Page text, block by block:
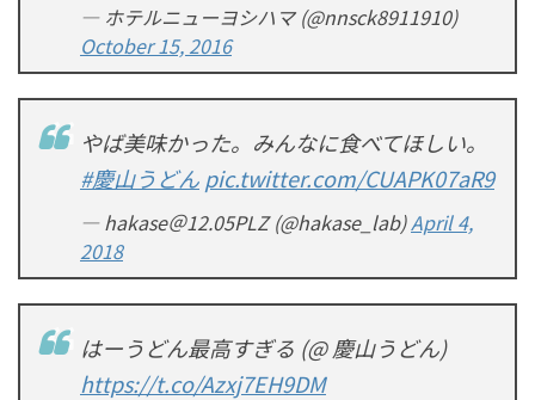
— ホテルニューヨシハマ (@nnsck8911910)
October 15, 2016
やば美味かった。みんなに食べてほしい。
#慶山うどん pic.twitter.com/CUAPK07aR9
— hakase＠12.05PLZ (@hakase_lab)April 4,
2018
はーうどん最高すぎる (@ 慶山うどん)
https://t.co/Azxj7EH9DM